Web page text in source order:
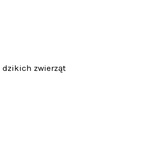
dzikich zwierząt